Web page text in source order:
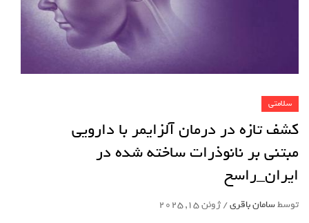
سلامتی
کشف تازه در درمان آلزایمر با دارویی
مبتنی بر نانوذرات ساخته شده در
ایران_راسخ
توسطسامان باقری/ژوئن 15, 2025